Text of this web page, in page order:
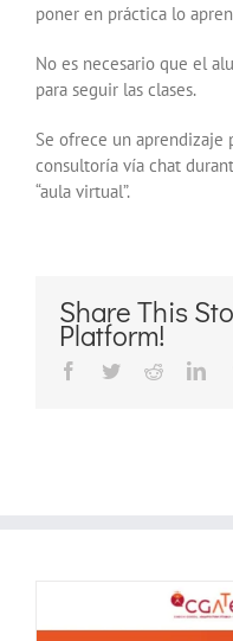
poner en práctica lo
No es necesario que el
para seguir las clases.
Se ofrece un aprendizaje
consultoría vía chat
“aula virtual”.
Share This
Platform!
Facebook
TwitterReddit